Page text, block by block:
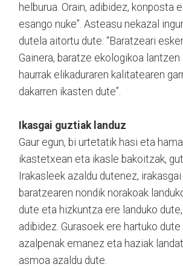
helburua. Orain, adibidez, konposta
esango nuke”. Asteasu nekazal
dutela aitortu dute: “Baratzeari
Gainera, baratze ekologikoa
haurrak elikaduraren kalitatearen
dakarren ikasten dute”.
Ikasgai guztiak landuz
Gaur egun, bi urtetatik hasi eta
ikastetxean eta ikasle bakoitzak,
Irakasleek azaldu dutenez,
baratzearen nondik norakoak
dute eta hizkuntza ere landuko
adibidez. Gurasoek ere hartuko
azalpenak emanez eta haziak
asmoa azaldu dute.